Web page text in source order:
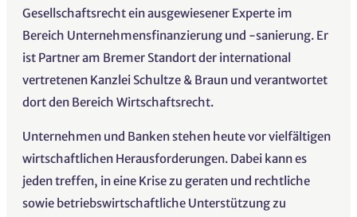
Gesellschaftsrecht ein ausgewiesener Experte im
Bereich Unternehmensfinanzierung und -sanierung. Er
ist Partner am Bremer Standort der international
vertretenen Kanzlei Schultze & Braun und verantwortet
dort den Bereich Wirtschaftsrecht.
Unternehmen und Banken stehen heute vor vielfältigen
wirtschaftlichen Herausforderungen. Dabei kann es
jeden treffen, in eine Krise zu geraten und rechtliche
sowie betriebswirtschaftliche Unterstützung zu